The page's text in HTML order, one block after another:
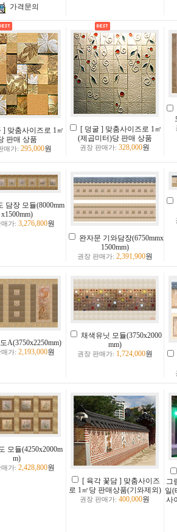
가격문의
] 맞춤사이즈로 1㎡
판매 상품
매가:295,000원
[ 덩굴 ] 맞춤사이즈로 1㎡
(제곱미터)당 판매 상품
권장 판매가:328,000원
담장 모듈(8000mm
x1500mm)
매가: 3,276,800원
완자문 기와담장(6750mmx
1500mm)
권장 판매가: 2,391,900원
A(3750x2250mm)
매가: 2,193,000원
채색유닛 모듈(3750x2000
mm)
권장 판매가: 1,724,000원
모듈(4250x2000m
m)
매가: 2,428,800원
[ 육각 꽃담 ] 맞춤사이즈
로 1㎡당 판매상품(기와제외)
권장 판매가:400,000원
그
일(
사